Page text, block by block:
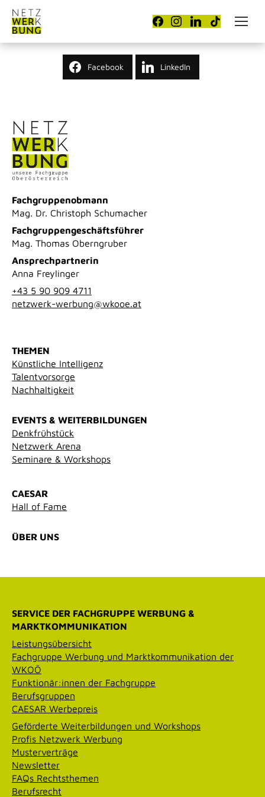
Facebook LinkedIn
Fachgruppenobmann
Mag. Dr. Christoph Schumacher
Fachgruppengeschäftsführer
Mag. Thomas Oberngruber
Ansprechpartnerin
Anna Freylinger
+43 5 90 909 4711
netzwerk-werbung@wkooe.at
THEMEN
Künstliche Intelligenz
Talentvorsorge
Nachhaltigkeit
EVENTS & WEITERBILDUNGEN
Denkfrühstück
Netzwerk Arena
Seminare & Workshops
CAESAR
Hall of Fame
ÜBER UNS
SERVICE DER FACHGRUPPE WERBUNG &
MARKTKOMMUNIKATION
Leistungsübersicht
Fachgruppe Werbung und Marktkommunikation der
WKOÖ
Funktionär:innen der Fachgruppe
Berufsgruppen
CAESAR Werbepreis
Geförderte Weiterbildungen und Workshops
Profis Netzwerk Werbung
Musterverträge
Newsletter
FAQs Rechtsthemen
Berufsrecht